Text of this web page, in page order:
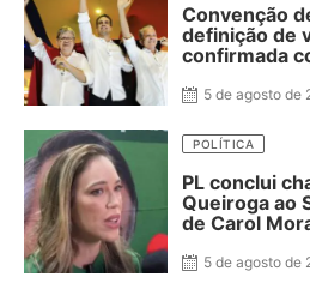
Convenção
definição de
confirmada
Adriano
5 de agosto de
POLÍTICA
PL conclui
Queiroga ao
de Carol
5 de agosto de